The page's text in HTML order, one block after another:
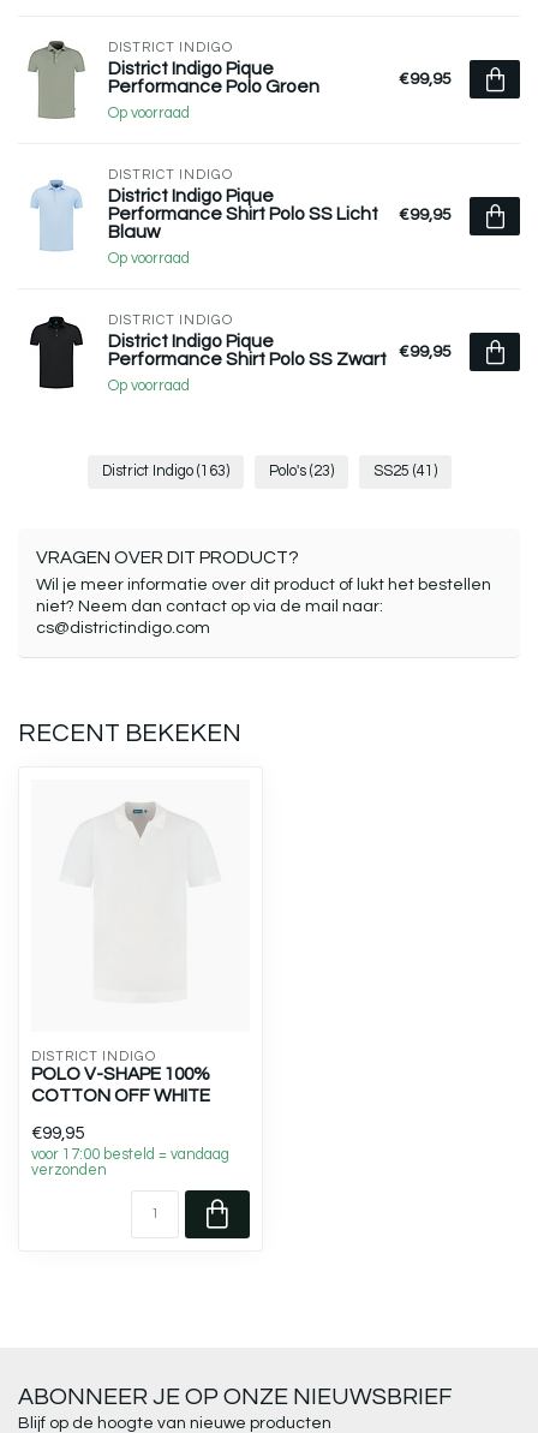
DISTRICT INDIGO
District Indigo Pique
Performance Polo Groen
Op voorraad
€99,95
DISTRICT INDIGO
District Indigo Pique
Performance Shirt Polo SS Licht
Blauw
Op voorraad
€99,95
DISTRICT INDIGO
District Indigo Pique
Performance Shirt Polo SS Zwart
Op voorraad
€99,95
District Indigo (163) Polo's (23) SS25 (41)
VRAGEN OVER DIT PRODUCT?
Wil je meer informatie over dit product of lukt het bestellen
niet? Neem dan contact op via de mail naar:
cs@districtindigo.com
RECENT BEKEKEN
DISTRICT INDIGO
POLO V-SHAPE 100%
COTTON OFF WHITE
€99,95
voor 17:00 besteld = vandaag
verzonden
ABONNEER JE OP ONZE NIEUWSBRIEF
Blijf op de hoogte van nieuwe producten